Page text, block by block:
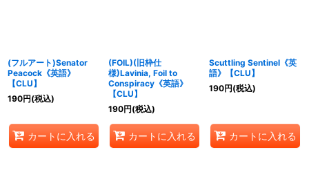
(フルアート)Senator
Peacock《英語》
【CLU】
190円(税込)
カートに入れる
(FOIL)(旧枠仕
様)Lavinia, Foil to
Conspiracy《英語》
【CLU】
190円(税込)
カートに入れる
Scuttling Sentinel《英
語》【CLU】
190円(税込)
カートに入れる